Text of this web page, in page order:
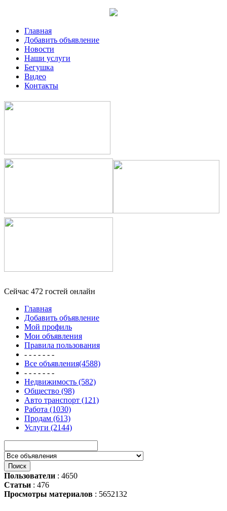
Главная
Добавить объявление
Новости
Наши услуги
Бегушка
Видео
Контакты
Сейчас 472 гостей онлайн
Главная
Добавить объявление
Мой профиль
Мои объявления
Правила пользования
- - - - - - -
Все объявления(4588)
- - - - - - -
Недвижимость (582)
Общество (98)
Авто транспорт (121)
Работа (1030)
Продам (613)
Услуги (2144)
Пользователи : 4650
Статьи : 476
Просмотры материалов : 5652132